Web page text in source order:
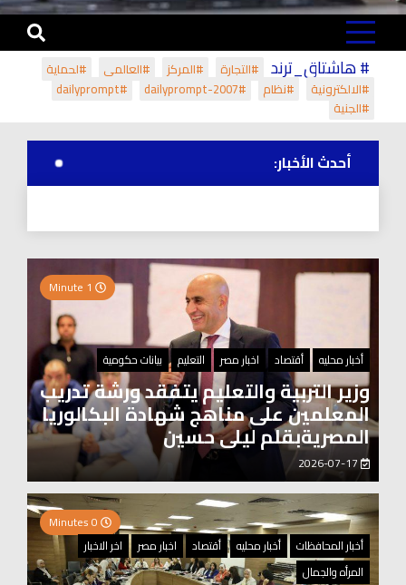
# هاشتاق_ترند #التجارة #المركز #العالمي
#لحماية
#الالكترونية
#نظام #dailyprompt-2007
#dailyprompt
#الجنية
أحدث الأخبار:
أخبار محليه أقتصاد اخبار مصر التعليم بيانات حكومية
وزير التربية والتعليم يتفقد ورشة تدريب
المعلمين على مناهج شهادة البكالوريا
المصريةبقلم ليلى حسين
أخبار المحافظات
أخبار محليه أقتصاد اخبار مصر
اخر الاخبار
المرأه والجمال